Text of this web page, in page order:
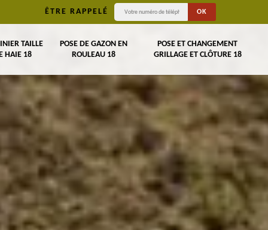
ÊTRE RAPPELÉ
TAILLE
HAIE 18
POSE DE GAZON EN
ROULEAU 18
POSE ET CHANGEMENT
GRILLAGE ET CLÔTURE 18